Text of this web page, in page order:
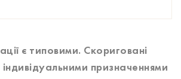
є типовими. Скориговані
призначеннями